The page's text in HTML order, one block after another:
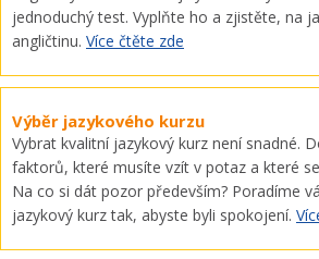
jednoduchý test. Vyplňte ho a zjistěte, na
angličtinu. Více čtěte zde
Výběr jazykového kurzu
Vybrat kvalitní jazykový kurz není snadné.
faktorů, které musíte vzít v potaz a které
Na co si dát pozor především? Poradíme
jazykový kurz tak, abyste byli spokojení.